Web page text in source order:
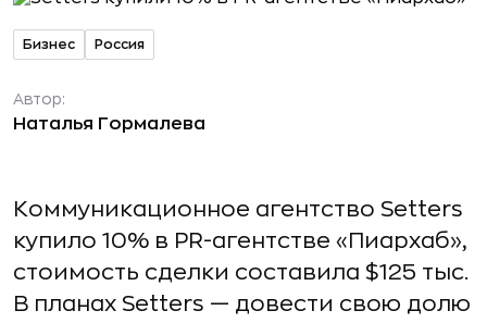
Бизнес Россия
Автор:
Наталья Гормалева
Коммуникационное агентство Setters
купило 10% в PR-агентстве «Пиархаб»,
стоимость сделки составила $125 тыс.
В планах Setters — довести свою долю